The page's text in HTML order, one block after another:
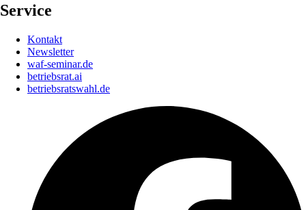
Service
Kontakt
Newsletter
waf-seminar.de
betriebsrat.ai
betriebsratswahl.de